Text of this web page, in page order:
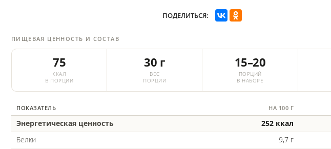
ПОДЕЛИТЬСЯ:
ПИЩЕВАЯ ЦЕННОСТЬ И СОСТАВ
75
ККАЛ
В ПОРЦИИ
30 г
ВЕС
ПОРЦИИ
15–20
ПОРЦИЙ
В НАБОРЕ
ПОКАЗАТЕЛЬ НА 100 Г
Энергетическая ценность 252 ккал
Белки
9,7 г